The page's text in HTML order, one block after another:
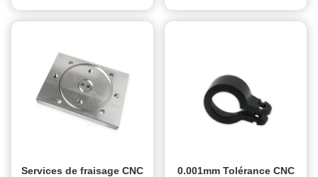
24/7 Parties non standard
sur mesure
Services de fraisage CNC
0.001mm Tolérance CNC